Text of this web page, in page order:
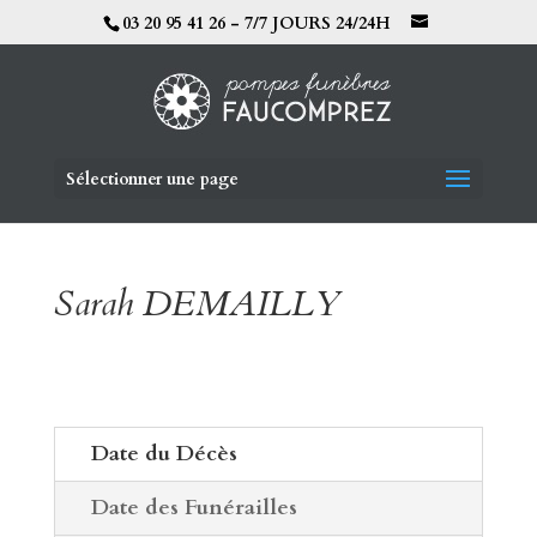
03 20 95 41 26 - 7/7 JOURS 24/24H
Sélectionner une page
Sarah DEMAILLY
Date du Décès
Date des Funérailles